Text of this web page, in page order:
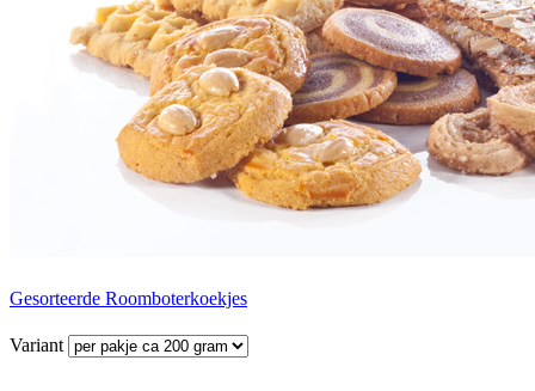
Gesorteerde Roomboterkoekjes
Variant